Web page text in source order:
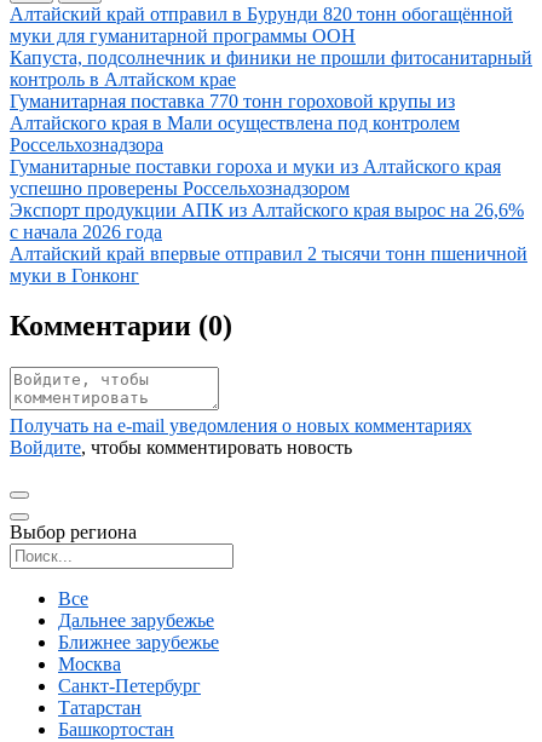
Иллюстрация новости
Алтайский край отправил в Бурунди 820 тонн обогащённой
муки для гуманитарной программы ООН
Иллюстрация новости
Капуста, подсолнечник и финики не прошли фитосанитарный
контроль в Алтайском крае
Иллюстрация новости
Гуманитарная поставка 770 тонн гороховой крупы из
Алтайского края в Мали осуществлена под контролем
Россельхознадзора
Иллюстрация новости
Гуманитарные поставки гороха и муки из Алтайского края
успешно проверены Россельхознадзором
Иллюстрация новости
Экспорт продукции АПК из Алтайского края вырос на 26,6%
с начала 2026 года
Иллюстрация новости
Алтайский край впервые отправил 2 тысячи тонн пшеничной
муки в Гонконг
Комментарии (0)
Получать на e‑mail уведомления о новых комментариях
Войдите, чтобы комментировать новость
Выбор региона
Все
Дальнее зарубежье
Ближнее зарубежье
Москва
Санкт-Петербург
Татарстан
Башкортостан